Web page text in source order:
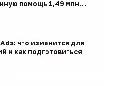
помощь 1,49 млн
что изменится для
и как подготовиться